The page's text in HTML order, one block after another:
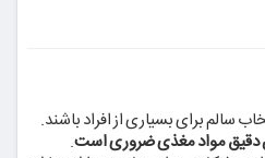
سالم برای بسیاری از افراد باشند.
دقیق مواد مغذی ضروری است.